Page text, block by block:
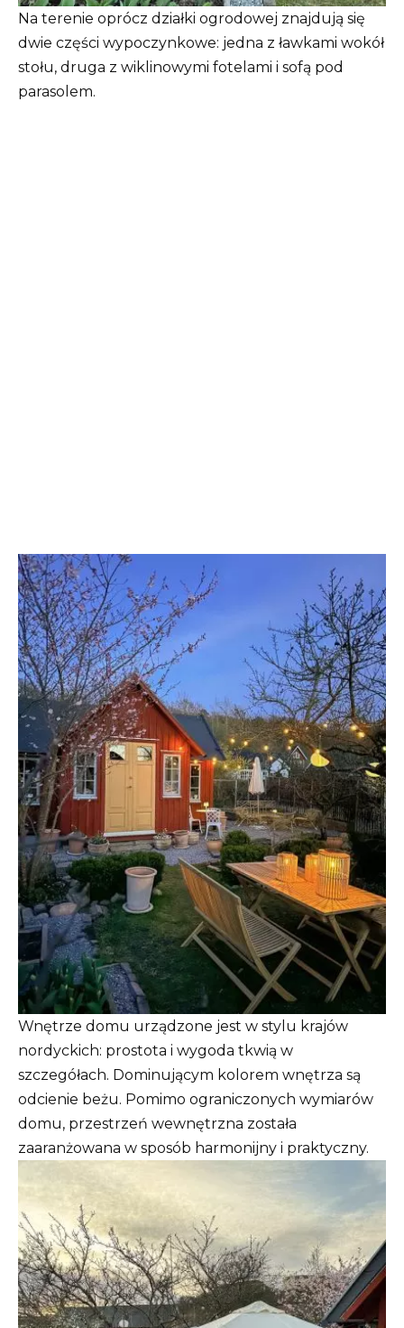
Na terenie oprócz działki ogrodowej znajdują się
dwie części wypoczynkowe: jedna z ławkami wokół
stołu, druga z wiklinowymi fotelami i sofą pod
parasolem.
Wnętrze domu urządzone jest w stylu krajów
nordyckich: prostota i wygoda tkwią w
szczegółach. Dominującym kolorem wnętrza są
odcienie beżu. Pomimo ograniczonych wymiarów
domu, przestrzeń wewnętrzna została
zaaranżowana w sposób harmonijny i praktyczny.